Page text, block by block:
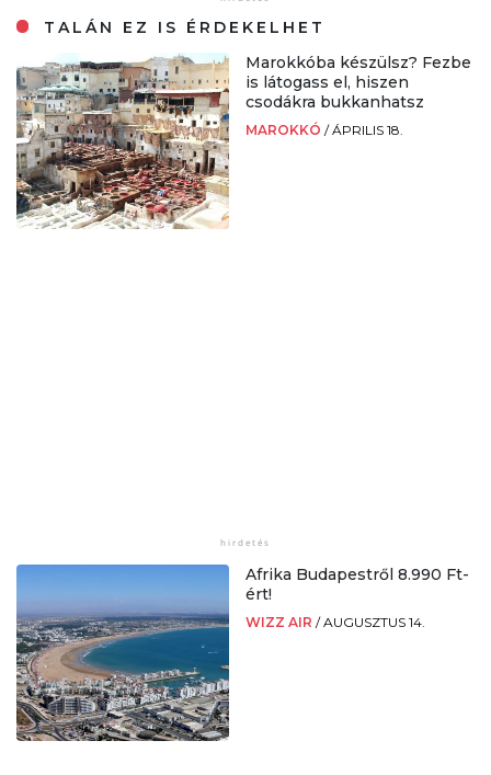
TALÁN EZ IS ÉRDEKELHET
Marokkóba készülsz? Fezbe
is látogass el, hiszen
csodákra bukkanhatsz
MAROKKÓ /ÁPRILIS 18.
Afrika Budapestről 8.990 Ft-
ért!
WIZZ AIR /AUGUSZTUS 14.